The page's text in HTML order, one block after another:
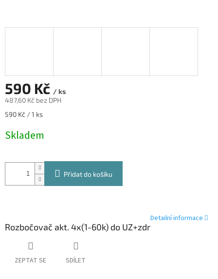
590 Kč / ks
487,60 Kč bez DPH
Měrná
590 Kč / 1 ks
Skladem
Přidat do košíku
Rozbočovač akt. 4x(1-60k) do UZ+zdr
Detailní informace
ZEPTAT SE SDÍLET